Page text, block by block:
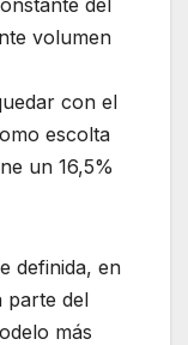
volumen
con el
escolta
un 16,5%
definida, en
parte del
más